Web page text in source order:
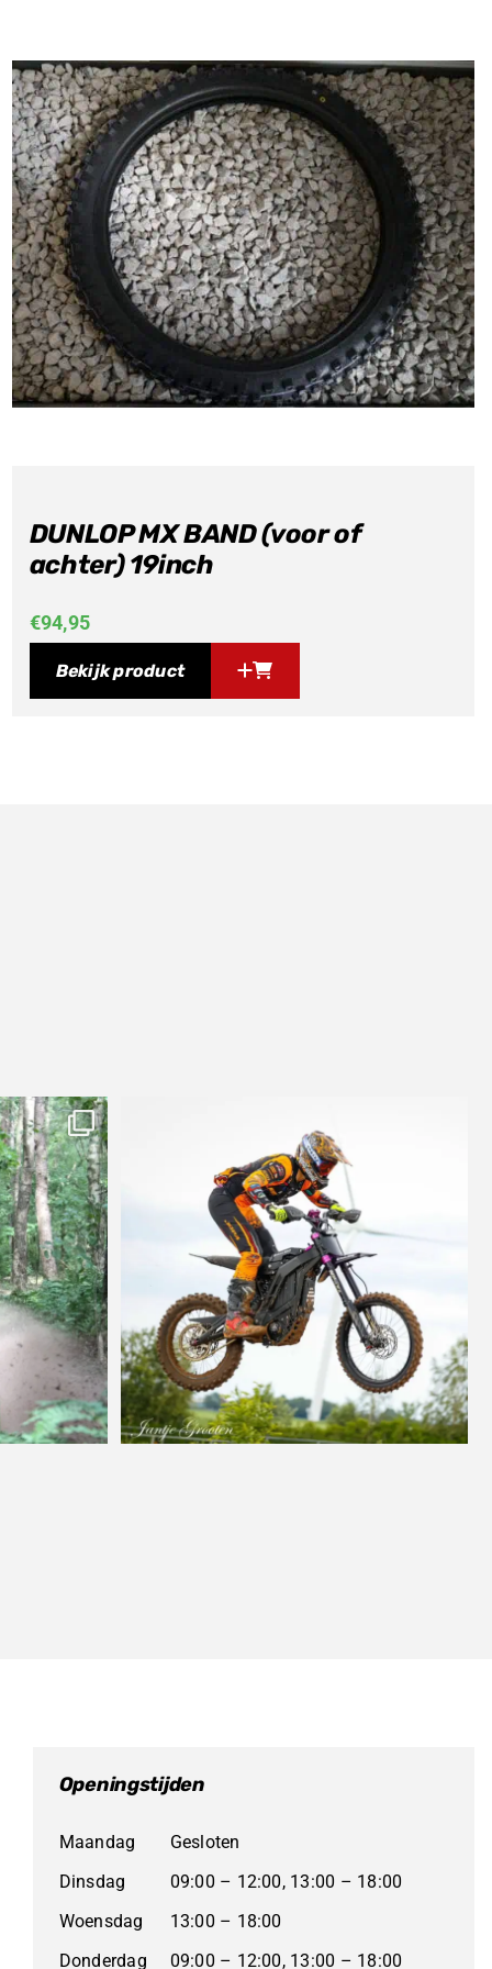
DUNLOP MX BAND (voor of
achter) 19inch
€94,95
Bekijk product
Openingstijden
Maandag
Gesloten
Dinsdag
09:00 – 12:00, 13:00 – 18:00
Woensdag
13:00 – 18:00
Donderdag
09:00 – 12:00, 13:00 – 18:00